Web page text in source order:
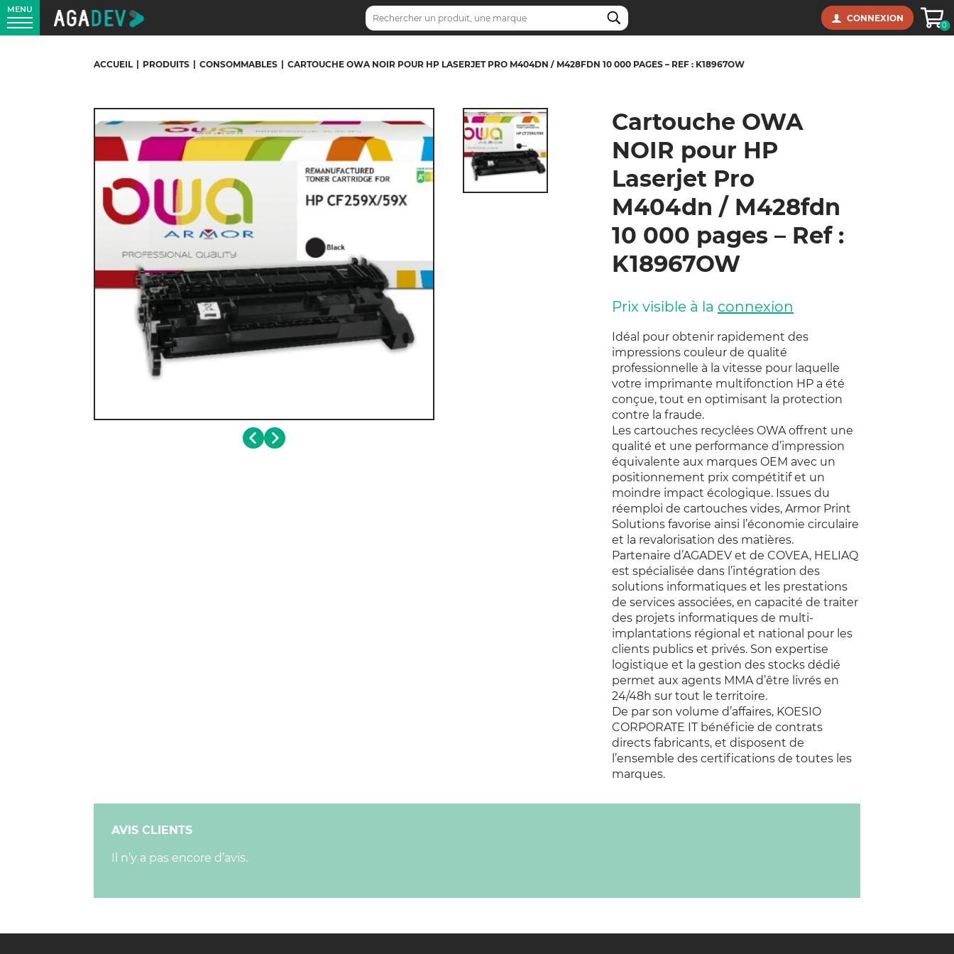
MENU Recherche CONNEXION
0
ACCUEIL PRODUITS CONSOMMABLES CARTOUCHE OWA NOIR POUR HP LASERJET PRO M404DN / M428FDN 10 000 PAGES – REF : K18967OW
Cartouche OWA
NOIR pour HP
Laserjet Pro
M404dn / M428fdn
10 000 pages – Ref :
K18967OW
Prix visible à la connexion
Idéal pour obtenir rapidement des
impressions couleur de qualité
professionnelle à la vitesse pour laquelle
votre imprimante multifonction HP a été
conçue, tout en optimisant la protection
contre la fraude.
Les cartouches recyclées OWA offrent une
qualité et une performance d’impression
équivalente aux marques OEM avec un
positionnement prix compétitif et un
moindre impact écologique. Issues du
réemploi de cartouches vides, Armor Print
Solutions favorise ainsi l’économie circulaire
et la revalorisation des matières.
Partenaire d’AGADEV et de COVEA, HELIAQ
est spécialisée dans l’intégration des
solutions informatiques et les prestations
de services associées, en capacité de traiter
des projets informatiques de multi-
implantations régional et national pour les
clients publics et privés. Son expertise
logistique et la gestion des stocks dédié
permet aux agents MMA d’être livrés en
24/48h sur tout le territoire.
De par son volume d’affaires, KOESIO
CORPORATE IT bénéficie de contrats
directs fabricants, et disposent de
l’ensemble des certifications de toutes les
marques.
AVIS CLIENTS
Il n’y a pas encore d’avis.